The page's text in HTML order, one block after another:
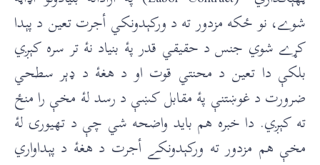
شوے، نو ځکه مزدور ته د ورکېدونکي أجرت تعين د پېدا
کړے شوي جنس د حقيقي قدر پۀ بنياد نۀ تر سره کېږي
بلکې دا تعين د محنتي قوت او د هغۀ د ډېر سطحي
ضرورت د غوښتنې پۀ مقابل کښې د رسد لۀ مخې را منځ
ته کېږي. دا خبره هم بايد واضحه شي چې د تهيورۍ لۀ
مخې هم مزدور ته ورکېدونکے أجرت د هغۀ د پېداواري